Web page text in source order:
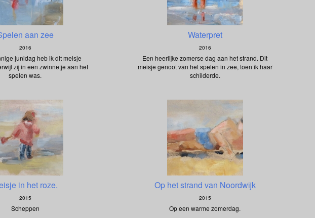
aan zee
2016
junidag heb ik dit meisje
zij in een zwinnetje aan het
spelen was.
Waterpret
2016
Een heerlijke zomerse dag aan het strand. Dit
meisje genoot van het spelen in zee, toen ik haar
schilderde.
in het roze.
2015
Scheppen
Op het strand van Noordwijk
2015
Op een warme zomerdag.